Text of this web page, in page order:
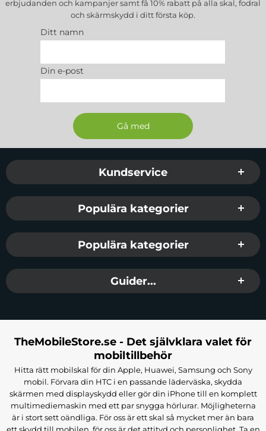
erbjudanden och kampanjer samt få 10% rabatt på alla skal, fodral
och skärmskydd i ditt första köp.
Ditt namn
Din e-post
Sidfot Blandad info och länkar
Kundservice
Populära kategorier
Populära kategorier
Guider...
TheMobileStore.se - Det självklara valet för
mobiltillbehör
Hitta rätt mobilskal för din Apple, Huawei, Samsung och Sony
mobil. Förvara din HTC i en passande läderväska, skydda
skärmen med displayskydd eller gör din iPhone till en komplett
multimediemaskin med ett par snygga hörlurar. Möjligheterna
är i stort sett oändliga. För oss är ett skal så mycket mer än bara